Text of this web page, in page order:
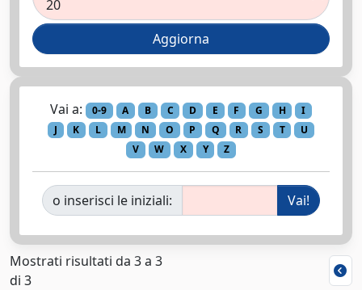
Vai a: 0-9 A B C D E F G H
I
J
K L M N O P Q R S T
U
V
W X Y Z
o inserisci le iniziali:
Mostrati risultati da 3 a 3
di 3